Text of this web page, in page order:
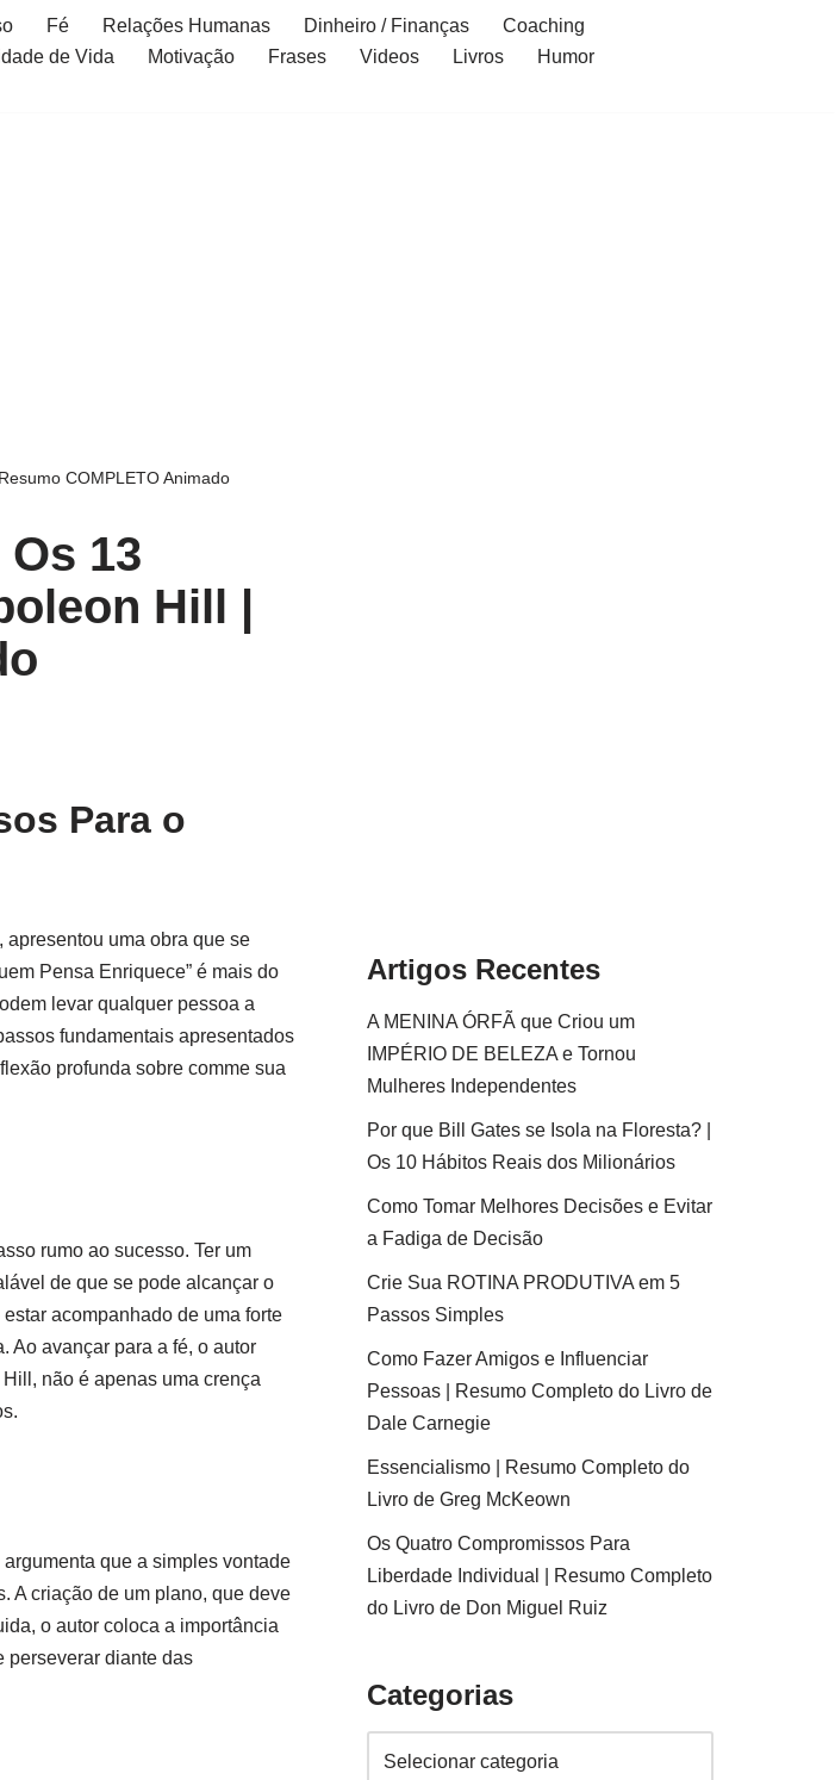
Fé Relações Humanas Dinheiro / Finanças
Coaching
de Vida Motivação Frases Videos Livros
Humor
COMPLETO Animado
Os 13
Hill |
Para o
uma obra que se
Pensa Enriquece” é mais do
levar qualquer pessoa a
fundamentais apresentados
profunda sobre comme sua
rumo ao sucesso. Ter um
de que se pode alcançar o
acompanhado de uma forte
Ao avançar para a fé, o autor
não é apenas uma crença
que a simples vontade
A criação de um plano, que deve
o autor coloca a importância
perseverar diante das
Artigos Recentes
A MENINA ÓRFÃ que Criou um
IMPÉRIO DE BELEZA e Tornou
Mulheres Independentes
Por que Bill Gates se Isola na Floresta? |
Os 10 Hábitos Reais dos Milionários
Como Tomar Melhores Decisões e Evitar
a Fadiga de Decisão
Crie Sua ROTINA PRODUTIVA em 5
Passos Simples
Como Fazer Amigos e Influenciar
Pessoas | Resumo Completo do Livro de
Dale Carnegie
Essencialismo | Resumo Completo do
Livro de Greg McKeown
Os Quatro Compromissos Para
Liberdade Individual | Resumo Completo
do Livro de Don Miguel Ruiz
Categorias